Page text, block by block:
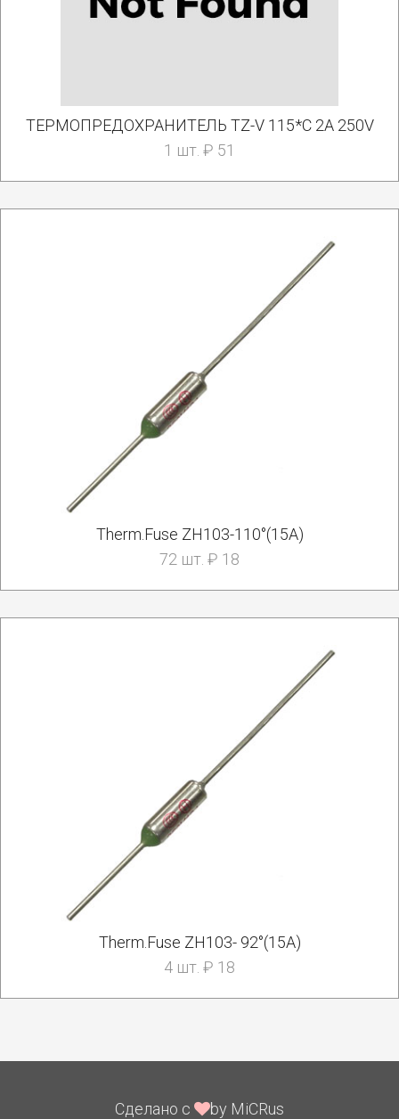
ТЕРМОПРЕДОХРАНИТЕЛЬ TZ-V 115*C 2A 250V
1 шт. ₽ 51
Therm.Fuse ZH103-110°(15A)
72 шт. ₽ 18
Therm.Fuse ZH103- 92°(15A)
4 шт. ₽ 18
Сделано с by MiCRus